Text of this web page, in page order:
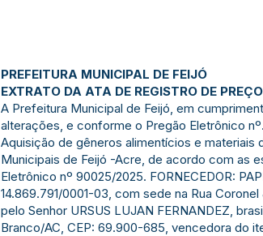
PREFEITURA MUNICIPAL DE FEIJÓ
EXTRATO DA ATA DE REGISTRO DE
A Prefeitura Municipal de Feijó, em
alterações, e conforme o Pregão Eletrônico
Aquisição de gêneros alimentícios e
Municipais de Feijó -Acre, de acordo com as
Eletrônico nº 90025/2025. FORNECEDOR:
14.869.791/0001-03, com sede na Rua
pelo Senhor URSUS LUJAN FERNANDEZ,
Branco/AC, CEP: 69.900-685, vencedora do